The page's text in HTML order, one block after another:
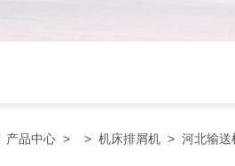
产品中心 > > 机床排屑机 > 河北输送